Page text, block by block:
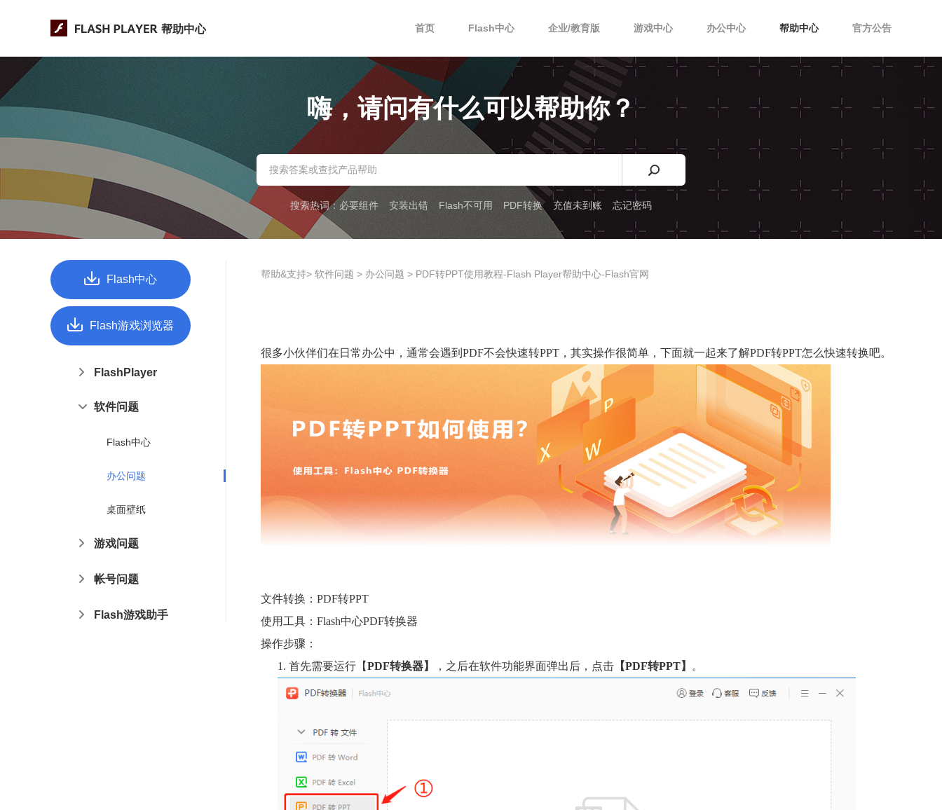
帮助中心 首页 Flash中心 企业/教育版 游戏中心 办公中心 帮助中心 官方公告
嗨，请问有什么可以帮助你？
搜索热词： 必要组件 安装出错 Flash不可用 PDF转换 充值未到账 忘记密码
Flash中心
Flash游戏浏览器
FlashPlayer
软件问题
Flash中心
办公问题
桌面壁纸
游戏问题
帐号问题
Flash游戏助手
帮助&支持> 软件问题 > 办公问题 > PDF转PPT使用教程-Flash Player帮助中心-Flash官网
很多小伙伴们在日常办公中，通常会遇到PDF不会快速转PPT，其实操作很简单，下面就一起来了解PDF转PPT怎么快速转换吧。
文件转换：PDF转PPT
使用工具：Flash中心PDF转换器
操作步骤：
1. 首先需要运行【PDF转换器】 ，之后在软件功能界面弹出后，点击 【PDF转PPT】 。